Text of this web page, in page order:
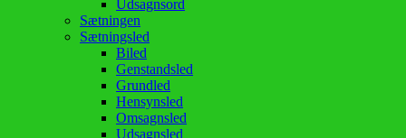
Udsagnsord
Sætningen
Sætningsled
Biled
Genstandsled
Grundled
Hensynsled
Omsagnsled
Udsagnsled